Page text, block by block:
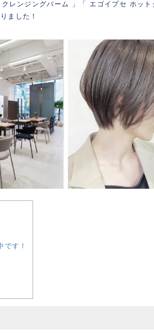
レンジングバーム 」「 エゴイプセ ホット
ました！
す！